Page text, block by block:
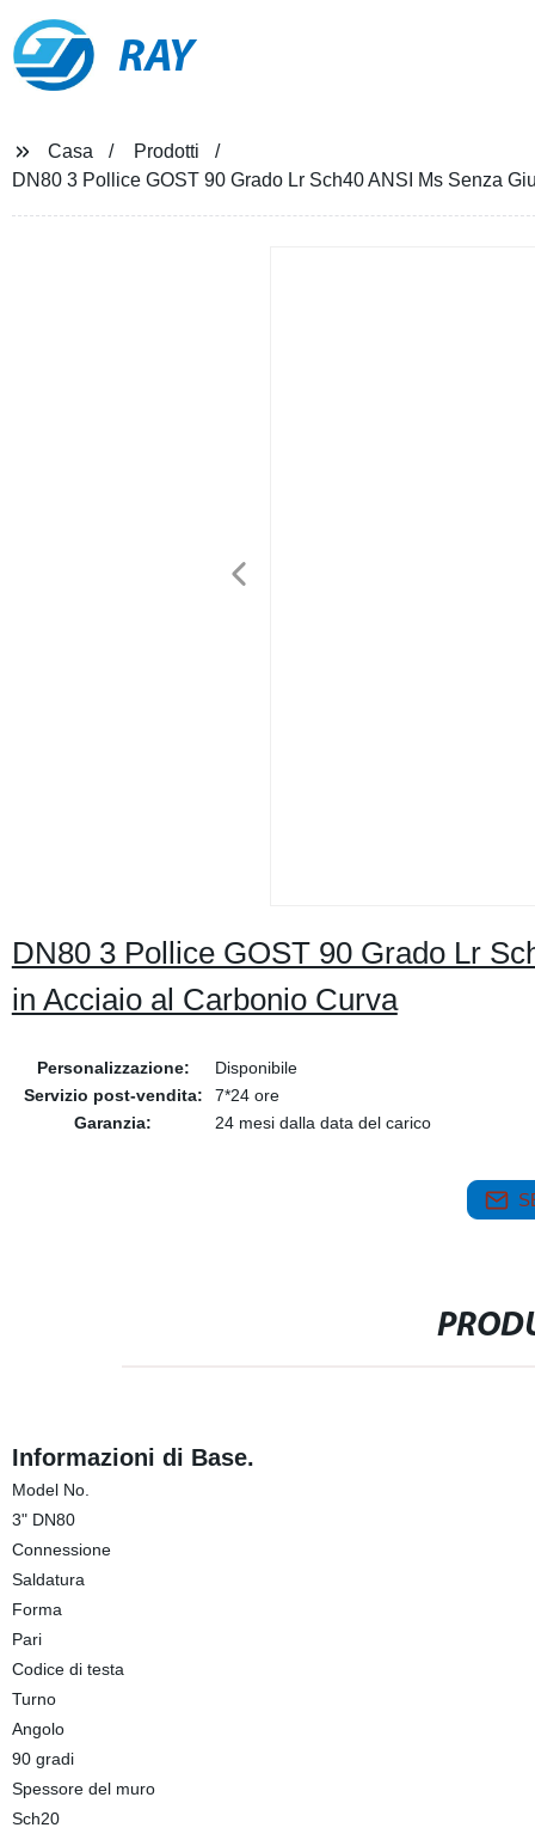
RAY
Casa
Prodotti
DN80 3 Pollice GOST 90 Grado Lr Sch40 ANSI Ms Senza
DN80 3 Pollice GOST 90 Grado Lr
in Acciaio al Carbonio Curva
Personalizzazione:
Disponibile
Servizio post-vendita:
7*24 ore
Garanzia:
24 mesi dalla data del carico
Informazioni di Base.
Model No.
3" DN80
Connessione
Saldatura
Forma
Pari
Codice di testa
Turno
Angolo
90 gradi
Spessore del muro
Sch20